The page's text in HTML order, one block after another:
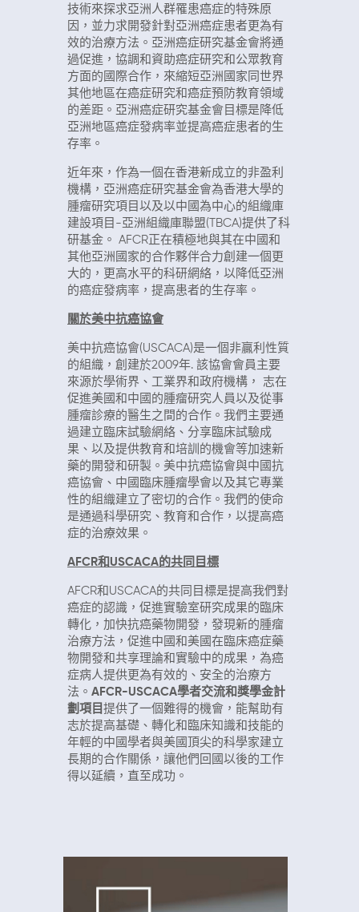
技術來探求亞洲人群罹患癌症的特殊原
因，並力求開發針對亞洲癌症患者更為有
效的治療方法。亞洲癌症研究基金會將通
過促進，協調和資助癌症研究和公眾教育
方面的國際合作，來縮短亞洲國家同世界
其他地區在癌症研究和癌症預防教育領域
的差距。亞洲癌症研究基金會目標是降低
亞洲地區癌症發病率並提高癌症患者的生
存率。
近年來，作為一個在香港新成立的非盈利
機構，亞洲癌症研究基金會為香港大學的
腫瘤研究項目以及以中國為中心的組織庫
建設項目-亞洲組織庫聯盟(TBCA)提供了科
研基金。 AFCR正在積極地與其在中國和
其他亞洲國家的合作夥伴合力創建一個更
大的，更高水平的科研網絡，以降低亞洲
的癌症發病率，提高患者的生存率。
關於美中抗癌協會
美中抗癌協會(USCACA)是一個非贏利性質
的組織，創建於2009年. 該協會會員主要
來源於學術界、工業界和政府機構， 志在
促進美國和中國的腫瘤研究人員以及從事
腫瘤診療的醫生之間的合作。我們主要通
過建立臨床試驗網絡、分享臨床試驗成
果、以及提供教育和培訓的機會等加速新
藥的開發和研製。美中抗癌協會與中國抗
癌協會、中國臨床腫瘤學會以及其它專業
性的組織建立了密切的合作。我們的使命
是通過科學研究、教育和合作，以提高癌
症的治療效果。
AFCR和USCACA的共同目標
AFCR和USCACA的共同目標是提高我們對
癌症的認識，促進實驗室研究成果的臨床
轉化，加快抗癌藥物開發，發現新的腫瘤
治療方法，促進中國和美國在臨床癌症藥
物開發和共享理論和實驗中的成果，為癌
症病人提供更為有效的、安全的治療方
法。 AFCR-USCACA學者交流和獎學金計
劃項目 提供了一個難得的機會，能幫助有
志於提高基礎、轉化和臨床知識和技能的
年輕的中國學者與美國頂尖的科學家建立
長期的合作關係，讓他們回國以後的工作
得以延續，直至成功。